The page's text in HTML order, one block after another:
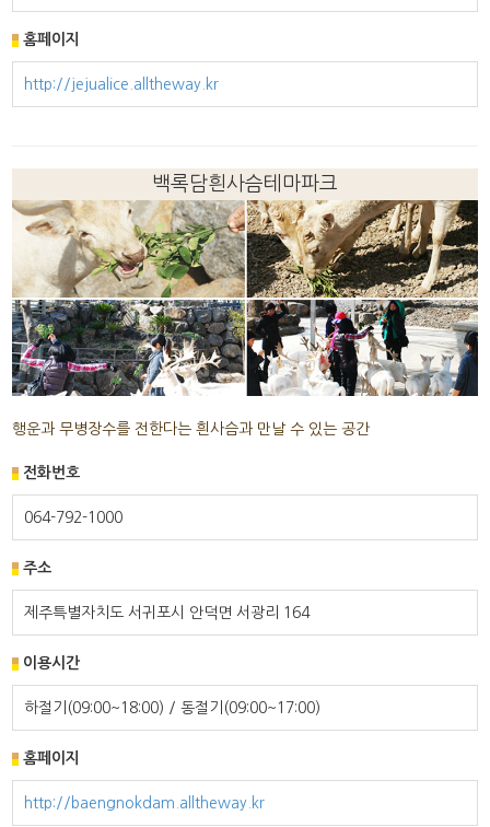
홈페이지
http://jejualice.alltheway.kr
백록담흰사슴테마파크
행운과 무병장수를 전한다는 흰사슴과 만날 수 있는 공간
전화번호
064-792-1000
주소
제주특별자치도 서귀포시 안덕면 서광리 164
이용시간
하절기(09:00~18:00) / 동절기(09:00~17:00)
홈페이지
http://baengnokdam.alltheway.kr